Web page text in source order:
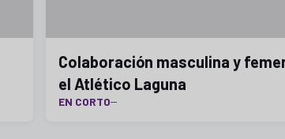
Colaboración masculina y
el Atlético Laguna
EN CORTO